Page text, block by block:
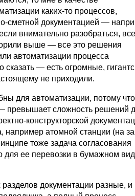
каких-то процессов,
сметной документацией —
внимательно разобраться,
выше — все это решения
автоматизации процесса
— есть огромные,
не приходили.
для автоматизации, потому что
превышает сложность решений
конструкторской
например атомной станции (на
тоже задача согласования
для ее перевозки в бумажном
документации разные, и